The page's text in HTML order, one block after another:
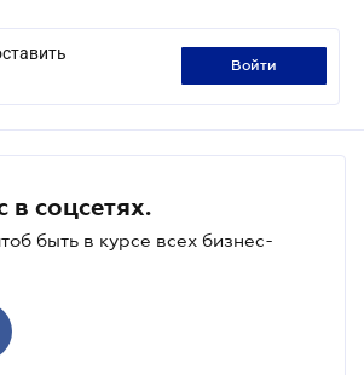
войти
в соцсетях.
быть в курсе всех бизнес-